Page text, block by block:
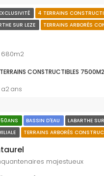
4 TERRAINS
SUR LEZE TERRAINS ARBORÉS
TERRAINS CONSTRUCTIBLES 7500M2
a2 ans
BASSIN D'EAU LABARTHE
TERRAINS ARBORÉS
majestueux